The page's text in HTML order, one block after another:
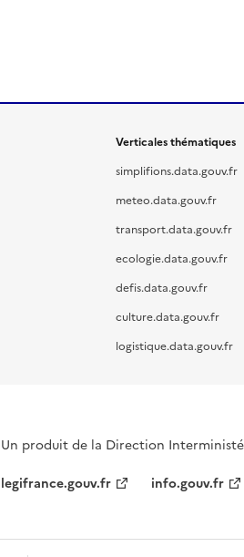
Verticales thématiques
simplifions.data.gouv.fr
meteo.data.gouv.fr
transport.data.gouv.fr
ecologie.data.gouv.fr
defis.data.gouv.fr
culture.data.gouv.fr
logistique.data.gouv.fr
Un produit de la Direction
legifrance.gouv.fr
info.gouv.fr